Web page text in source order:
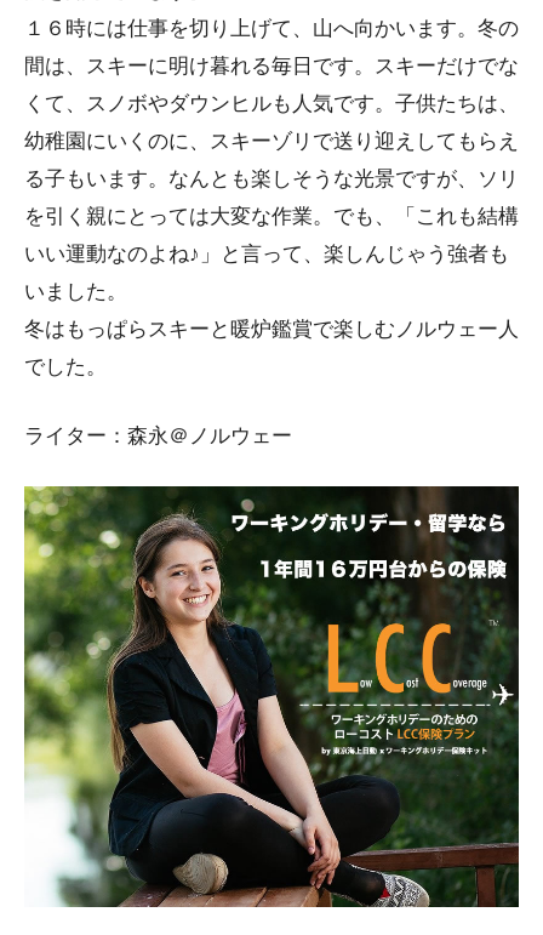
１６時には仕事を切り上げて、山へ向かいます。冬の
間は、スキーに明け暮れる毎日です。スキーだけでな
くて、スノボやダウンヒルも人気です。子供たちは、
幼稚園にいくのに、スキーゾリで送り迎えしてもらえ
る子もいます。なんとも楽しそうな光景ですが、ソリ
を引く親にとっては大変な作業。でも、「これも結構
いい運動なのよね♪」と言って、楽しんじゃう強者も
いました。
冬はもっぱらスキーと暖炉鑑賞で楽しむノルウェー人
でした。
ライター：森永＠ノルウェー